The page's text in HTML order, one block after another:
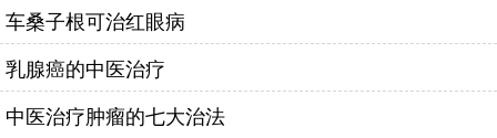
车桑子根可治红眼病
乳腺癌的中医治疗
中医治疗肿瘤的七大治法